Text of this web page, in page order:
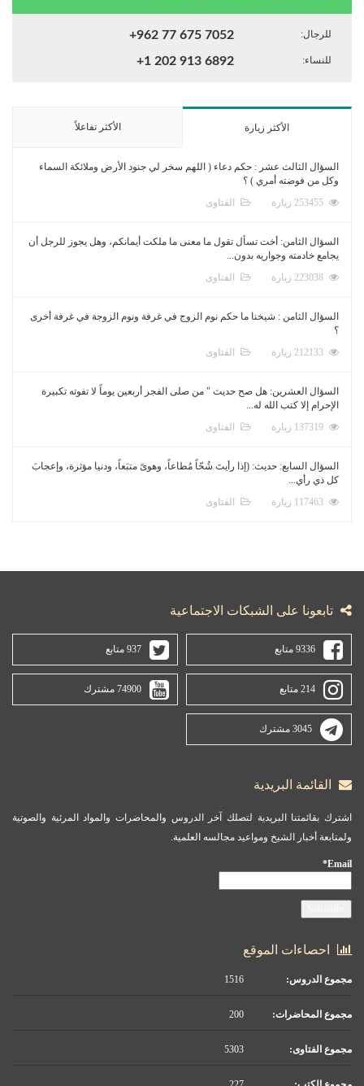
للرجال: +962 77 675 7052
للنساء: +1 202 913 6892
الأكثر زيارة الأكثر تفاعلاً
السؤال الثالث عشر : حكم دعاء ( اللهم سخر لي جنود الأرض وملائكة السماء
وكل من فوضته أمري ) ؟
الفتاوى
السؤال الثامن: أخت تسأل تقول ما معنى ما ملكت أيمانكم، وهل يجوز للرجل أن
يجامع خادمته وجواريه بدون...
الفتاوى
السؤال الثامن : شيخنا ما حكم نوم الزوج في غرفة ونوم الزوجة في غرفة أخرى
؟
الفتاوى
السؤال العشرين: هل صح حديث " من صلى الفجر أربعين يوماً لا تفوته تكبيرة
الإحرام إلا كتب الله له...
الفتاوى
السؤال السابع: حديث: (إذا رأيتَ شُحّاً مُطاعاً، وهوىً متبَعاً، ودنيا مؤثرة، وإعجابَ
كل ذي رأي...
الفتاوى
تابعونا على الشبكات الاجتماعية
9336 متابع 937 متابع
214 متابع 74900 مشترك
3045 مشترك
القائمة البريدية
اشترك بقائمتنا البريدية لتصلك آخر الدروس والمحاضرات والمواد المرئية والصوتية
ولمتابعة أخبار الشيخ ومواعيد مجالسه العلمية.
Email*
احصاءات الموقع
مجموع الدروس:
مجموع المحاضرات:
مجموع الفتاوى: